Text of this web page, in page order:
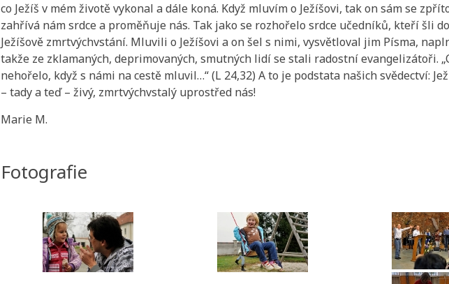
co Ježíš v mém životě vykonal a dále koná. Když mluvím o Ježíšovi, tak on sám se
zahřívá nám srdce a proměňuje nás. Tak jako se rozhořelo srdce učedníků, kteří šli
Ježíšově zmrtvýchvstání. Mluvili o Ježíšovi a on šel s nimi, vysvětloval jim Písma,
takže ze zklamaných, deprimovaných, smutných lidí se stali radostní evangelizátoři.
nehořelo, když s námi na cestě mluvil…“ (L 24,32) A to je podstata našich svědectví:
– tady a teď – živý, zmrtvýchvstalý uprostřed nás!
Marie M.
Fotografie